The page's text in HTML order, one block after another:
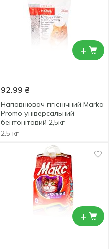
+
92.99 ₴
Наповнювач гігієнічний Marka
Promo універсальний
бентонітовий 2,5кг
2.5 кг
+